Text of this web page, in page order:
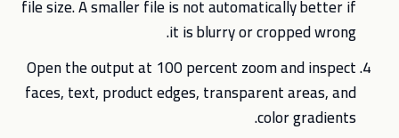
file size. A smaller file is not automatically better if
it is blurry or cropped wrong.
Open the output at 100 percent zoom and inspect
faces, text, product edges, transparent areas, and
color gradients.